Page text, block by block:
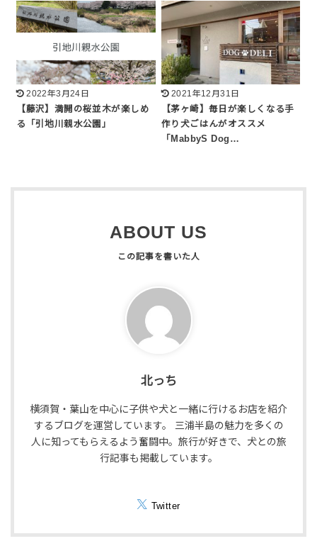
2022年3月24日
【藤沢】満開の桜並木が楽しめ
る「引地川親水公園」
2021年12月31日
【茅ヶ崎】毎日が楽しくなる手
作り犬ごはんがオススメ
「MabbyS Dog…
ABOUT US
北っち
横須賀・葉山を中心に子供や犬と一緒に行けるお店を紹介
するブログを運営しています。 三浦半島の魅力を多くの
人に知ってもらえるよう奮闘中。旅行が好きで、犬との旅
行記事も掲載しています。
Twitter